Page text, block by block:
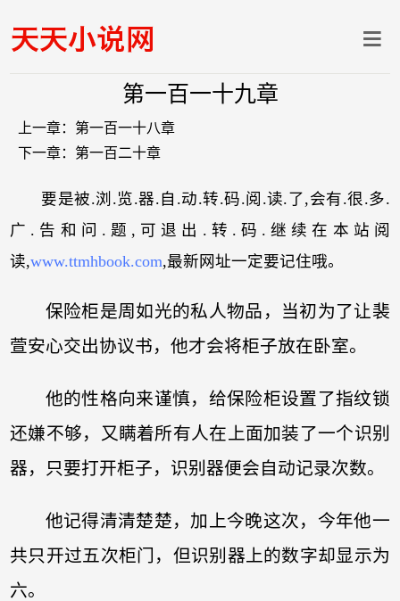
第一百一十九章
上一章： 第一百一十八章
下一章： 第一百二十章
要是被.浏.览.器.自.动.转.码.阅.读.了,会有.很.多.
广.告和问.题,可退出.转.码.继续在本站阅
读,www.ttmhbook.com,最新网址一定要记住哦。
保险柜是周如光的私人物品，当初为了让裴
萱安心交出协议书，他才会将柜子放在卧室。
他的性格向来谨慎，给保险柜设置了指纹锁
还嫌不够，又瞒着所有人在上面加装了一个识别
器，只要打开柜子，识别器便会自动记录次数。
他记得清清楚楚，加上今晚这次，今年他一
共只开过五次柜门，但识别器上的数字却显示为
六。